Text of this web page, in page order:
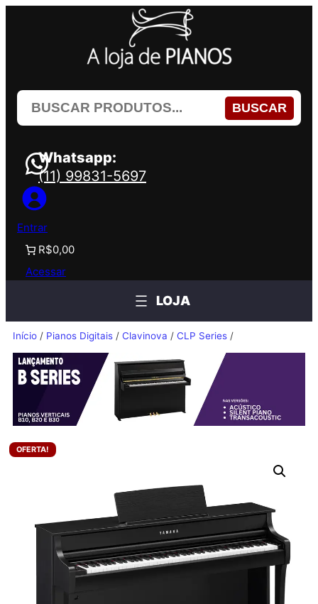
BUSCAR
Whatsapp:
(11) 99831-5697
Entrar
R$0,00
Acessar
Início / Pianos Digitais / Clavinova / CLP Series /
OFERTA!